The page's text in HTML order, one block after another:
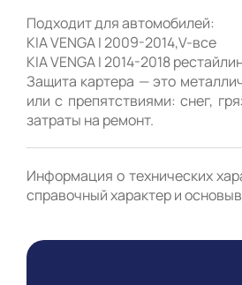
Подходит для автомобилей:
KIA VENGA I 2009-2014,V-все
KIA VENGA I 2014-2018
Защита картера — это
или с препятствиями: снег,
Информация о технических
справочный характер и